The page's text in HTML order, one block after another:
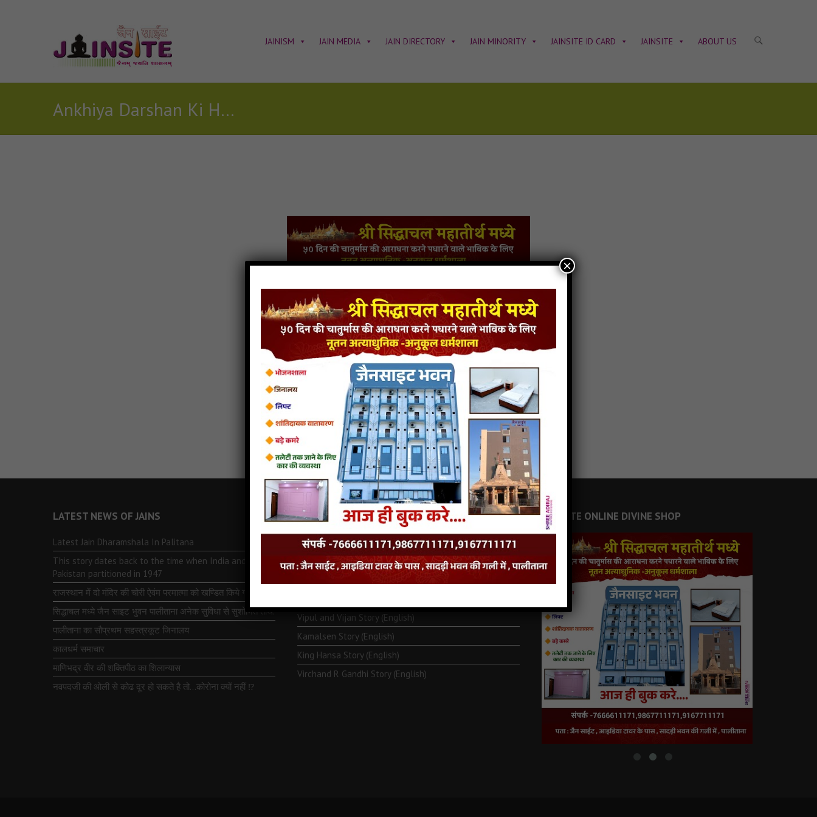
JAINISM JAIN MEDIA JAIN DIRECTORY JAIN MINORITY JAINSITE ID CARD JAINSITE ABOUT US
Ankhiya Darshan Ki Hai Pyas Jain Stavan
LATEST NEWS OF JAINS
Latest Jain Dharamshala In Palitana
This story dates back to the time when India and
Pakistan partitioned in 1947
राजस्थान में दो मंदिर की चोरी ऐवंम परमात्मा को खण्डित किये गये
सिद्धाचल मध्ये जैन साइट भुवन पालीताना अनेक सुविधा से सुशोभित तीर्थ.
पालीताना का सौप्रथम सहस्त्रकूट जिनालय
कालधर्म समाचार
माणिभद्र वीर की शक्तिपीठ का शिलान्यास
नवपदजी की ओली से कोढ दूर हो सकते है तो…कोरोना क्यों नहीं ⁉️
LATEST JAINISM
The Jain Monk and his Saka saviours (English)
Monk Metarya (English)
Vipul and Vijan Story (English)
Kamalsen Story (English)
King Hansa Story (English)
Virchand R Gandhi Story (English)
JAINSITE ONLINE DIVINE SHOP
×